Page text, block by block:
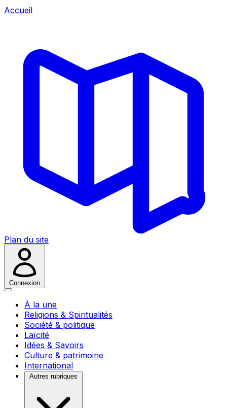
Accueil
Plan du site
Connexion
À la une
Religions & Spiritualités
Société & politique
Laïcité
Idées & Savoirs
Culture & patrimoine
International
Autres rubriques